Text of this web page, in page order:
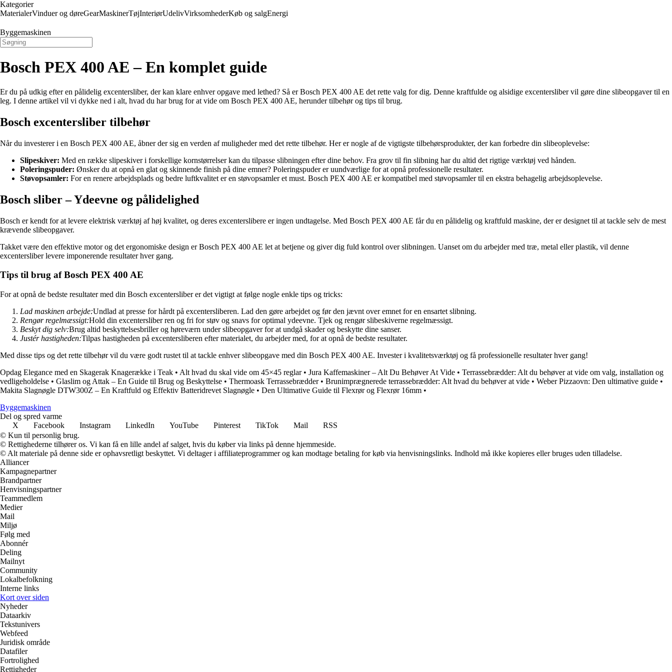
Kategorier
MaterialerVinduer og døreGearMaskinerTøjInteriørUdelivVirksomhederKøb og salgEnergi
Byggemaskinen
Bosch PEX 400 AE – En komplet guide
Er du på udkig efter en pålidelig excentersliber, der kan klare enhver opgave med lethed? Så er Bosch PEX 400 AE det rette valg for dig. Denne kraftfulde og alsidige excentersliber vil gøre dine slibeopgaver til en
leg. I denne artikel vil vi dykke ned i alt, hvad du har brug for at vide om Bosch PEX 400 AE, herunder tilbehør og tips til brug.
Bosch excentersliber tilbehør
Når du investerer i en Bosch PEX 400 AE, åbner der sig en verden af muligheder med det rette tilbehør. Her er nogle af de vigtigste tilbehørsprodukter, der kan forbedre din slibeoplevelse:
Slipeskiver: Med en række slipeskiver i forskellige kornstørrelser kan du tilpasse slibningen efter dine behov. Fra grov til fin slibning har du altid det rigtige værktøj ved hånden.
Poleringspuder: Ønsker du at opnå en glat og skinnende finish på dine emner? Poleringspuder er uundværlige for at opnå professionelle resultater.
Støvopsamler: For en renere arbejdsplads og bedre luftkvalitet er en støvopsamler et must. Bosch PEX 400 AE er kompatibel med støvopsamler til en ekstra behagelig arbejdsoplevelse.
Bosch sliber – Ydeevne og pålidelighed
Bosch er kendt for at levere elektrisk værktøj af høj kvalitet, og deres excenterslibere er ingen undtagelse. Med Bosch PEX 400 AE får du en pålidelig og kraftfuld maskine, der er designet til at tackle selv de mest
krævende slibeopgaver.
Takket være den effektive motor og det ergonomiske design er Bosch PEX 400 AE let at betjene og giver dig fuld kontrol over slibningen. Uanset om du arbejder med træ, metal eller plastik, vil denne
excentersliber levere imponerende resultater hver gang.
Tips til brug af Bosch PEX 400 AE
For at opnå de bedste resultater med din Bosch excentersliber er det vigtigt at følge nogle enkle tips og tricks:
Lad maskinen arbejde:Undlad at presse for hårdt på excentersliberen. Lad den gøre arbejdet og før den jævnt over emnet for en ensartet slibning.
Rengør regelmæssigt:Hold din excentersliber ren og fri for støv og snavs for optimal ydeevne. Tjek og rengør slibeskiverne regelmæssigt.
Beskyt dig selv:Brug altid beskyttelsesbriller og høreværn under slibeopgaver for at undgå skader og beskytte dine sanser.
Justér hastigheden:Tilpas hastigheden på excentersliberen efter materialet, du arbejder med, for at opnå de bedste resultater.
Med disse tips og det rette tilbehør vil du være godt rustet til at tackle enhver slibeopgave med din Bosch PEX 400 AE. Invester i kvalitetsværktøj og få professionelle resultater hver gang!
Opdag Elegance med en Skagerak Knagerække i Teak • Alt hvad du skal vide om 45×45 reglar• Jura Kaffemaskiner – Alt Du Behøver At Vide • Terrassebrædder: Alt du behøver at vide om valg, installation og
vedligeholdelse • Glaslim og Attak – En Guide til Brug og Beskyttelse • Thermoask Terrassebrædder• Brunimprægnerede terrassebrædder: Alt hvad du behøver at vide • Weber Pizzaovn: Den ultimative guide •
Makita Slagnøgle DTW300Z – En Kraftfuld og Effektiv Batteridrevet Slagnøgle • Den Ultimative Guide til Flexrør og Flexrør 16mm •
Byggemaskinen
Del og spred varme
X
Facebook Instagram LinkedIn YouTube Pinterest TikTok Mail
RSS
© Kun til personlig brug.
© Rettighederne tilhører os. Vi kan få en lille andel af salget, hvis du køber via links på denne hjemmeside.
© Alt materiale på denne side er ophavsretligt beskyttet. Vi deltager i affiliateprogrammer og kan modtage betaling for køb via henvisningslinks. Indhold må ikke kopieres eller bruges uden tilladelse.
Alliancer
Kampagnepartner
Brandpartner
Henvisningspartner
Teammedlem
Medier
Mail
Miljø
Følg med
Abonnér
Deling
Mailnyt
Community
Lokalbefolkning
Interne links
Kort over siden
Nyheder
Dataarkiv
Tekstunivers
Webfeed
Juridisk område
Datafiler
Fortrolighed
Rettigheder